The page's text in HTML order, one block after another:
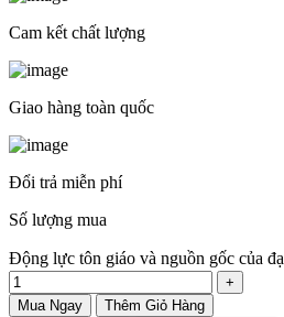
Cam kết chất lượng
Giao hàng toàn quốc
Đổi trả miễn phí
Số lượng mua
Động lực tôn giáo và nguồn gốc của
Mua Ngay
Thêm Giỏ Hàng